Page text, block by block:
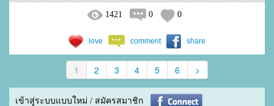
1421 0 0
love comment share
1 2 3 4 5 6 >
เข้าสู่ระบบแบบใหม่ / สมัครสมาชิก